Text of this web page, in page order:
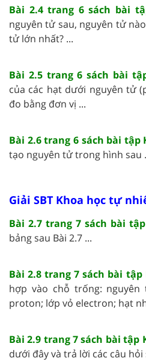
Bài 2.4 trang 6 sách bài
nguyên tử sau, nguyên tử
tử lớn nhất? ...
Bài 2.5 trang 6 sách bài
của các hạt dưới nguyên tử
đo bằng đơn vị ...
Bài 2.6 trang 6 sách bài tập
tạo nguyên tử trong hình sau
Giải SBT Khoa học tự
Bài 2.7 trang 7 sách bài tập
bảng sau Bài 2.7 ...
Bài 2.8 trang 7 sách bài tập
hợp vào chỗ trống: nguyên
proton; lớp vỏ electron; hạt
Bài 2.9 trang 7 sách bài tập
dưới đây và trả lời các câu hỏi